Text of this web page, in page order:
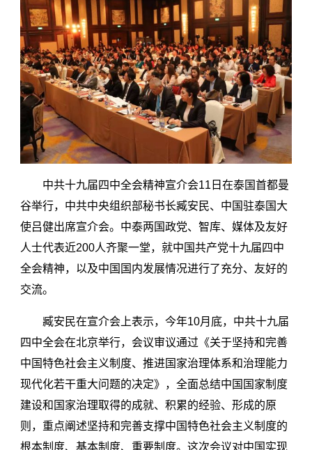
中共十九届四中全会精神宣介会11日在泰国首都曼
谷举行，中共中央组织部秘书长臧安民、中国驻泰国大
使吕健出席宣介会。中泰两国政党、智库、媒体及友好
人士代表近200人齐聚一堂，就中国共产党十九届四中
全会精神，以及中国国内发展情况进行了充分、友好的
交流。
臧安民在宣介会上表示，今年10月底，中共十九届
四中全会在北京举行，会议审议通过《关于坚持和完善
中国特色社会主义制度、推进国家治理体系和治理能力
现代化若干重大问题的决定》，全面总结中国国家制度
建设和国家治理取得的成就、积累的经验、形成的原
则，重点阐述坚持和完善支撑中国特色社会主义制度的
根本制度、基本制度、重要制度。这次会议对中国实现